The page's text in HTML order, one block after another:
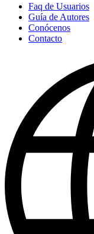
Faq de Usuarios
Guía de Autores
Conócenos
Contacto